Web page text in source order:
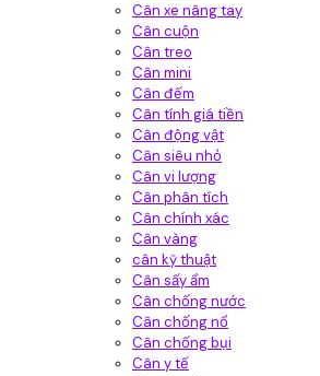
Cân xe nâng tay
Cân cuộn
Cân treo
Cân mini
Cân đếm
Cân tính giá tiền
Cân động vật
Cân siêu nhỏ
Cân vi lượng
Cân phân tích
Cân chính xác
Cân vàng
cân kỹ thuật
Cân sấy ẩm
Cân chống nước
Cân chống nổ
Cân chống bụi
Cân y tế